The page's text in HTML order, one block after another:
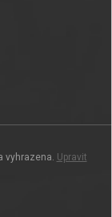
vyhrazena. Upravit